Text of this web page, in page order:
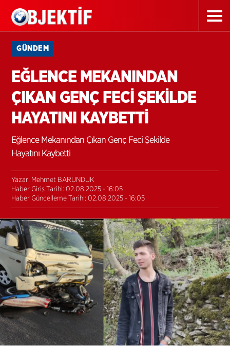
GÜNDEM
EĞLENCE MEKANINDAN
ÇIKAN GENÇ FECİ ŞEKİLDE
HAYATINI KAYBETTİ
Eğlence Mekanından Çıkan Genç Feci Şekilde
Hayatını Kaybetti
Yazar: Mehmet BARUNDUK
Haber Giriş Tarihi: 02.08.2025 - 16:05
Haber Güncelleme Tarihi: 02.08.2025 - 16:05